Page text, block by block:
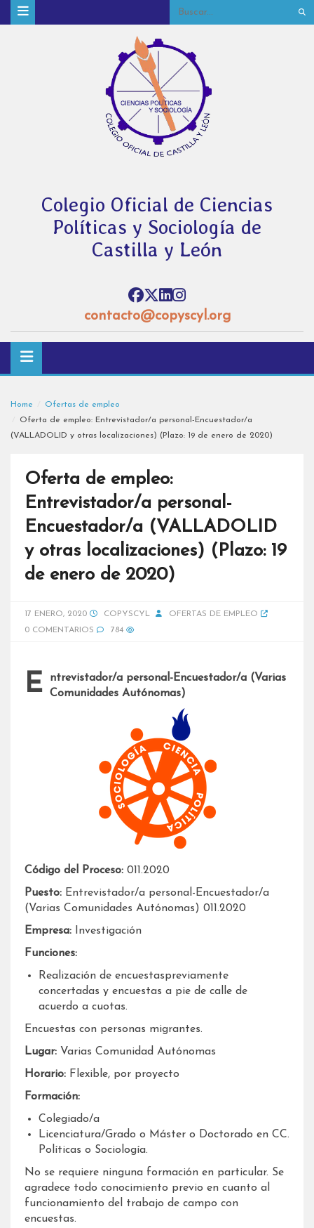
Colegio Oficial de Ciencias
Políticas y Sociología de
Castilla y León
contacto@copyscyl.org
Home
Ofertas de empleo
Oferta de empleo: Entrevistador/a personal-Encuestador/a
(VALLADOLID y otras localizaciones) (Plazo: 19 de enero de 2020)
Oferta de empleo:
Entrevistador/a personal-
Encuestador/a (VALLADOLID
y otras localizaciones) (Plazo: 19
de enero de 2020)
17 ENERO, 2020 COPYSCYL
OFERTAS DE EMPLEO
0 COMENTARIOS
784
Entrevistador/a personal-Encuestador/a (Varias Comunidades Autónomas)
Código del Proceso: 011.2020
Puesto: Entrevistador/a personal-Encuestador/a
(Varias Comunidades Autónomas) 011.2020
Empresa:
Investigación
Funciones:
Realización de encuestaspreviamente
concertadas y encuestas a pie de calle de
acuerdo a cuotas.
Encuestas con personas migrantes.
Lugar: Varias Comunidad Autónomas
Horario: Flexible, por proyecto
Formación:
Colegiado/a
Licenciatura/Grado o Máster o Doctorado en CC.
Políticas o Sociología.
No se requiere ninguna formación en particular. Se
agradece todo conocimiento previo en cuanto al
funcionamiento del trabajo de campo con
encuestas.